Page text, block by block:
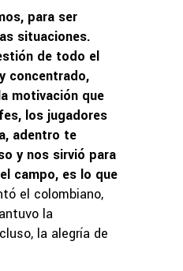
para ser
situaciones.
de todo el
concentrado,
motivación que
los jugadores
adentro te
y nos sirvió para
campo, es lo que
el colombiano,
la
la alegría de